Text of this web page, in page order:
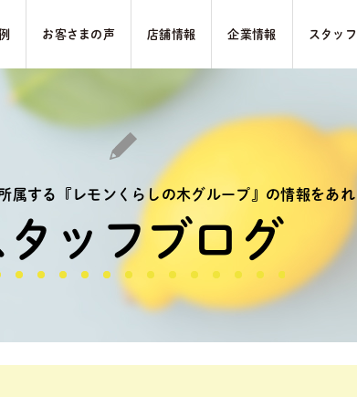
お客さまの声 店舗情報 企業情報 スタッ
属する『レモンくらしの木グループ』の情報をあ
タッフブログ